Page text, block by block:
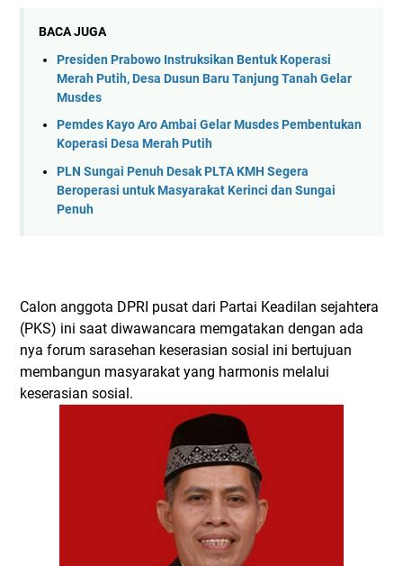
BACA JUGA
Presiden Prabowo Instruksikan Bentuk Koperasi
Merah Putih, Desa Dusun Baru Tanjung Tanah Gelar
Musdes
Pemdes Kayo Aro Ambai Gelar Musdes Pembentukan
Koperasi Desa Merah Putih
PLN Sungai Penuh Desak PLTA KMH Segera
Beroperasi untuk Masyarakat Kerinci dan Sungai
Penuh
Calon anggota DPRI pusat dari Partai Keadilan sejahtera
(PKS) ini saat diwawancara memgatakan dengan ada
nya forum sarasehan keserasian sosial ini bertujuan
membangun masyarakat yang harmonis melalui
keserasian sosial.